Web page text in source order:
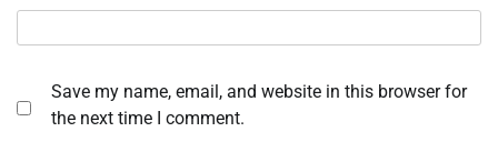
Save my name, email, and website in this browser for
the next time I comment.